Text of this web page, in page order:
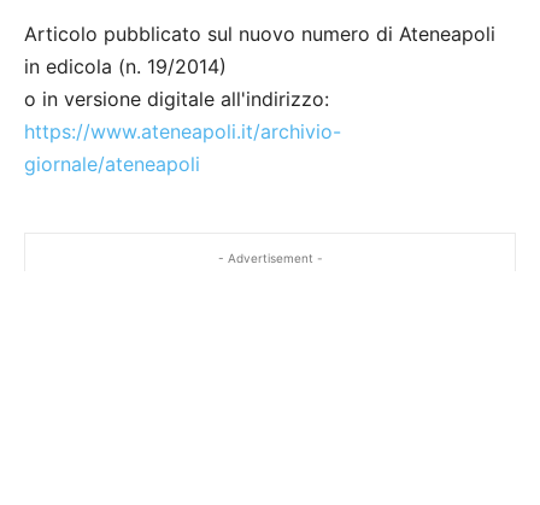
Articolo pubblicato sul nuovo numero di Ateneapoli
in edicola (n. 19/2014)
o in versione digitale all'indirizzo:
https://www.ateneapoli.it/archivio-
giornale/ateneapoli
- Advertisement -